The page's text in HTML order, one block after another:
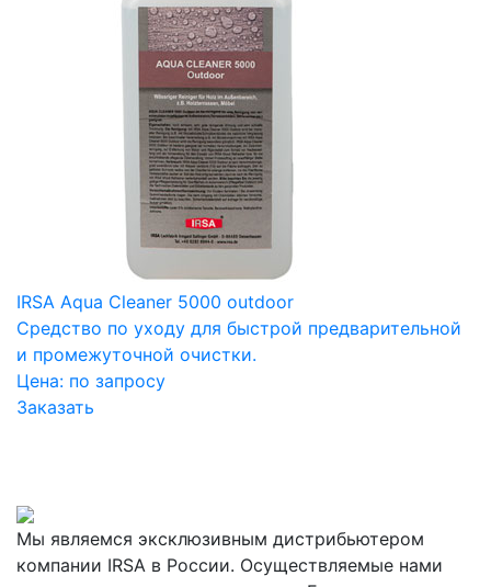
IRSA Aqua Cleaner 5000 outdoor
Средство по уходу для быстрой предварительной
и промежуточной очистки.
Цена: по запросу
Заказать
Мы являемся эксклюзивным дистрибьютером
компании IRSA в России. Осуществляемые нами